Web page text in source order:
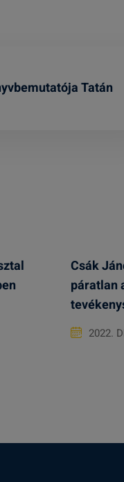
Tatán
Csák
páratlan
2022.